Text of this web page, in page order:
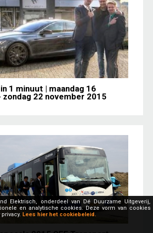
1 minuut | maandag 16
zondag 22 november 2015
Elektrisch, onderdeel van Dé Duurzame Uitgeverij,
en analytische cookies. Deze vorm van cookies
Lees hier het cookiebeleid.